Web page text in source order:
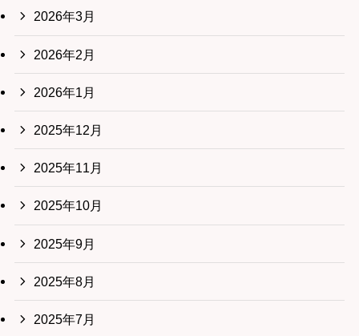
2026年3月
2026年2月
2026年1月
2025年12月
2025年11月
2025年10月
2025年9月
2025年8月
2025年7月